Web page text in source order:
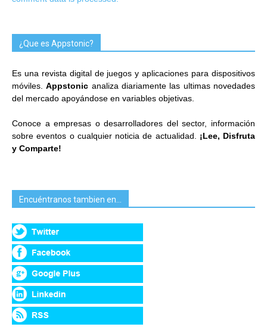
¿Que es Appstonic?
Es una revista digital de juegos y aplicaciones para dispositivos
móviles.Appstonic analiza diariamente las ultimas novedades
del mercado apoyándose en variables objetivas.
Conoce a empresas o desarrolladores del sector, información
sobre eventos o cualquier noticia de actualidad. ¡Lee, Disfruta
y Comparte!
Encuéntranos tambien en…